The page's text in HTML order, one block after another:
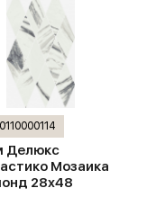
Делюкс
Мозаика
28х48